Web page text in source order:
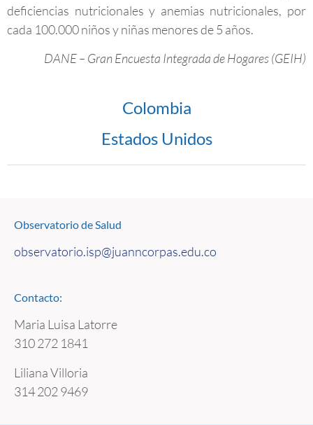
deficiencias nutricionales y anemias nutricionales, por
cada 100.000 niños y niñas menores de 5 años.
DANE – Gran Encuesta Integrada de Hogares (GEIH)
Colombia
Estados Unidos
Observatorio de Salud
observatorio.isp@juanncorpas.edu.co
Contacto:
Maria Luisa Latorre
310 272 1841
Liliana Villoria
314 202 9469